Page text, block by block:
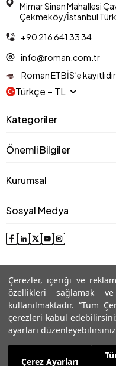
Çerezler, içeriği ve
özellikleri sağlamak
kullanılmaktadır. “Tüm
çerezleri kabul
ayarları
Çerez Ayarları
5.069,99 TL
Mimar Sinan Mahallesi
Çekmeköy/İstanbul
+90 216 641 33 34
info@roman.com.tr
Roman ETBİS’e kayıtlıdır
Türkçe − TL
Kategoriler
Önemli Bilgiler
Kurumsal
Sosyal Medya
© 2025 Roman® Tüm